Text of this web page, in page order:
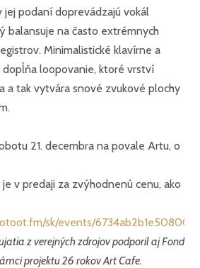
jej podaní doprevádzajú vokál
balansuje na často extrémnych
Minimalistické klavírne a
dopĺňa loopovanie, ktoré vrství
a tak vytvára snové zvukové plochy
21. decembra na povale Artu, o
v predaji za zvýhodnenú cenu, ako
sk/events/
z verejných zdrojov podporil aj Fond
projektu 26 rokov Art Cafe.